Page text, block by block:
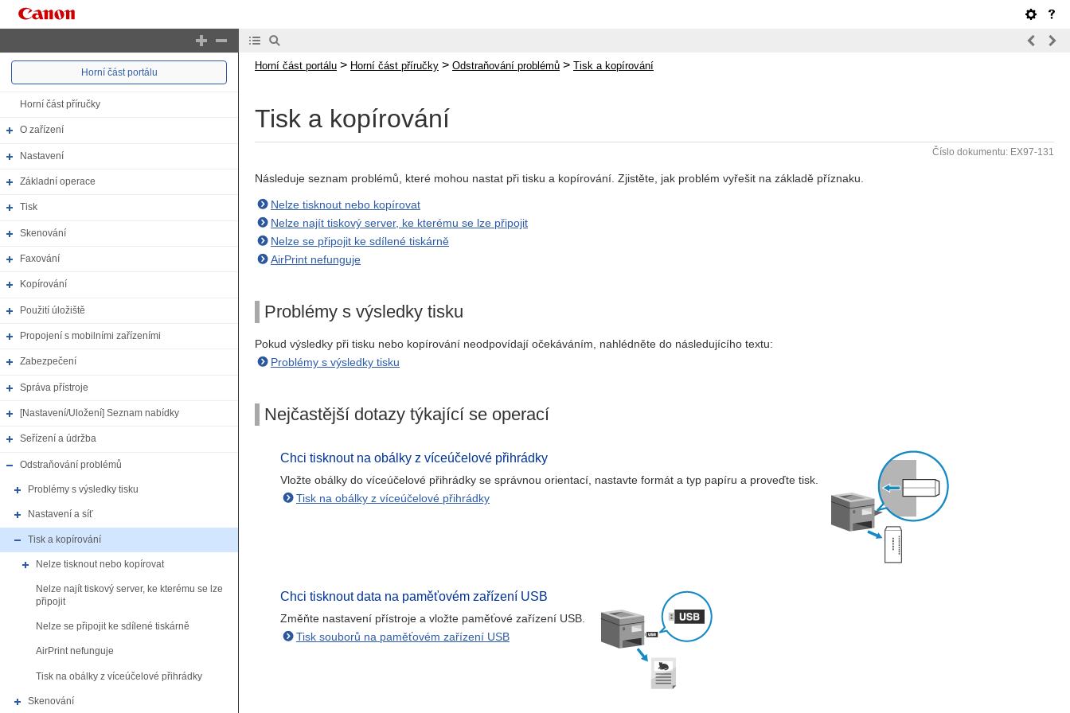
Horní část portálu
Horní část příručky
O zařízení
Nastavení
Základní operace
Tisk
Skenování
Faxování
Kopírování
Použití úložiště
Propojení s mobilními zařízeními
Zabezpečení
Správa přístroje
[Nastavení/Uložení] Seznam nabídky
Seřízení a údržba
Odstraňování problémů
Problémy s výsledky tisku
Nastavení a síť
Tisk a kopírování
Nelze tisknout nebo kopírovat
Nelze najít tiskový server, ke kterému se lze
připojit
Nelze se připojit ke sdílené tiskárně
AirPrint nefunguje
Tisk na obálky z víceúčelové přihrádky
Skenování
Horní část portálu > Horní část příručky > Odstraňování problémů > Tisk a kopírování
Tisk a kopírování
Číslo dokumentu: EX97-131
Následuje seznam problémů, které mohou nastat při tisku a kopírování. Zjistěte, jak problém vyřešit na základě příznaku.
Nelze tisknout nebo kopírovat
Nelze najít tiskový server, ke kterému se lze připojit
Nelze se připojit ke sdílené tiskárně
AirPrint nefunguje
Problémy s výsledky tisku
Pokud výsledky při tisku nebo kopírování neodpovídají očekáváním, nahlédněte do následujícího textu:
Problémy s výsledky tisku
Nejčastější dotazy týkající se operací
Chci tisknout na obálky z víceúčelové přihrádky
Vložte obálky do víceúčelové přihrádky se správnou orientací, nastavte formát a typ papíru a proveďte tisk.
Tisk na obálky z víceúčelové přihrádky
Chci tisknout data na paměťovém zařízení USB
Změňte nastavení přístroje a vložte paměťové zařízení USB.
Tisk souborů na paměťovém zařízení USB